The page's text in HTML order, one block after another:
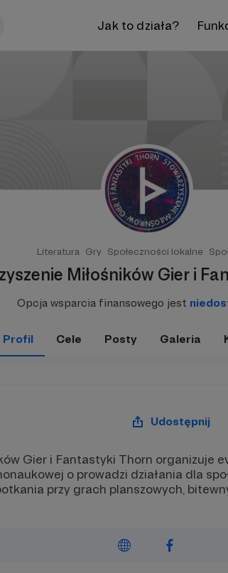
Jak to działa?
Literatura Gry Społeczności lokalne
Miłośników Gier i
Opcja wsparcia finansowego jest
Profil Cele Posty Galeria
Udostępnij
Gier i Fantastyki Thorn organizuje
o prowadzi działania dla
przy grach planszowych,